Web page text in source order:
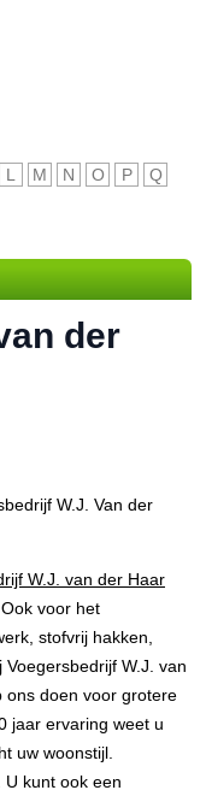
L M N O P
Q
der
W.J. van der Haar
voor het
stofvrij hakken,
W.J. van
ons doen voor grotere
jaar ervaring weet u
uw woonstijl.
kunt ook een